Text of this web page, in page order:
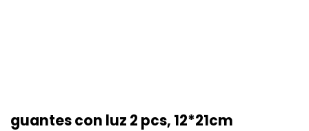
guantes con luz 2 pcs, 12*21cm